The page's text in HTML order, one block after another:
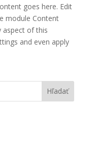
goes here. Edit
module Content
aspect of this
and even apply
Hľadať